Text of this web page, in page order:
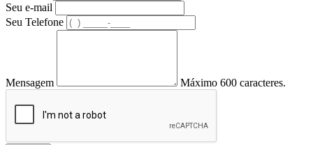
Seu e-mail
Seu Telefone
Mensagem Máximo 600 caracteres.